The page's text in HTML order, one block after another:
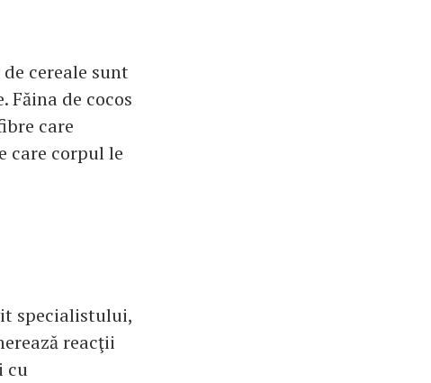
cereale sunt
Făina de cocos
care
care corpul le
specialistului,
reacţii
cu